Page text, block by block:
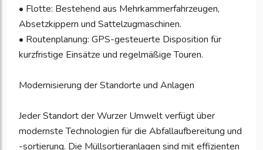
• Flotte: Bestehend aus Mehrkammerfahrzeugen,
Absetzkippern und Sattelzugmaschinen.
• Routenplanung: GPS-gesteuerte Disposition für
kurzfristige Einsätze und regelmäßige Touren.
Modernisierung der Standorte und Anlagen
Jeder Standort der Wurzer Umwelt verfügt über
modernste Technologien für die Abfallaufbereitung und
-sortierung. Die Müllsortieranlagen sind mit effizienten